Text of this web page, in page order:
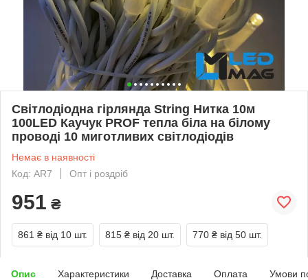
Світлодіодна гірлянда String Нитка 10м
100LED Каучук PROF тепла біла на білому
проводі 10 миготливих світлодіодів
Немає в наявності
Код: AR7
Опт і роздріб
951 ₴
861 ₴ від 10 шт. 815 ₴ від 20 шт. 770 ₴ від 50 шт.
Опис Характеристики Доставка Оплата Умови